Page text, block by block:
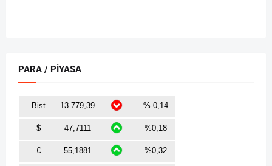
PARA / PİYASA